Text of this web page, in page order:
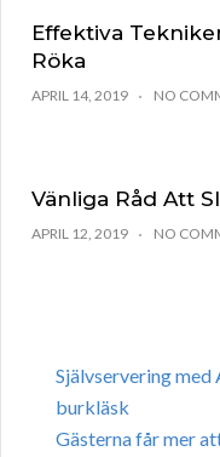
Effektiva
Röka
APRIL 14, 2019 NO
Vänliga Råd Att
APRIL 12, 2019 NO
Självservering
burkläsk
Gästerna får mer